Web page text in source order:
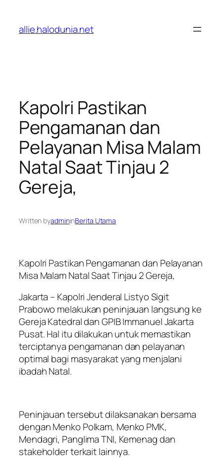
konten
allie.halodunia.net
Kapolri Pastikan
Pengamanan dan
Pelayanan Misa Malam
Natal Saat Tinjau 2
Gereja,
Written byadmininBerita Utama
Kapolri Pastikan Pengamanan dan Pelayanan
Misa Malam Natal Saat Tinjau 2 Gereja,
Jakarta – Kapolri Jenderal Listyo Sigit
Prabowo melakukan peninjauan langsung ke
Gereja Katedral dan GPIB Immanuel Jakarta
Pusat. Hal itu dilakukan untuk memastikan
terciptanya pengamanan dan pelayanan
optimal bagi masyarakat yang menjalani
ibadah Natal.
Peninjauan tersebut dilaksanakan bersama
dengan Menko Polkam, Menko PMK,
Mendagri, Panglima TNI, Kemenag dan
stakeholder terkait lainnya.